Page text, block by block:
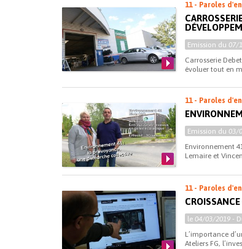
11 - Paroles
Emission du 07/
Carrosserie
évoluer tout en
11 - Paroles
Emission du 03/
Environnement
Lemaire et
11 - Paroles
le 04/03/2019 -
L’importance
Ateliers FG,